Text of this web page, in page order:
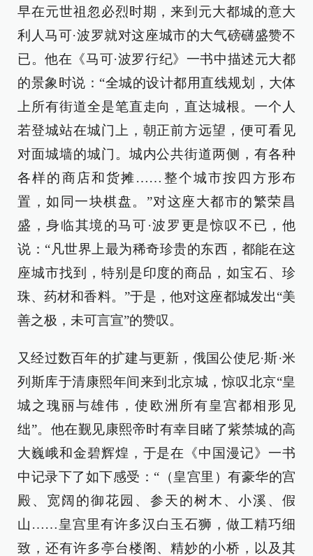
早在元世祖忽必烈时期，来到元大都城的意大
利人马可·波罗就对这座城市的大气磅礴盛赞不
已。他在《马可·波罗行纪》一书中描述元大都
的景象时说：“全城的设计都用直线规划，大体
上所有街道全是笔直走向，直达城根。一个人
若登城站在城门上，朝正前方远望，便可看见
对面城墙的城门。城内公共街道两侧，有各种
各样的商店和货摊……整个城市按四方形布
置，如同一块棋盘。”对这座大都市的繁荣昌
盛，身临其境的马可·波罗更是惊叹不已，他
说：“凡世界上最为稀奇珍贵的东西，都能在这
座城市找到，特别是印度的商品，如宝石、珍
珠、药材和香料。”于是，他对这座都城发出“美
善之极，未可言宣”的赞叹。
又经过数百年的扩建与更新，俄国公使尼·斯·米
列斯库于清康熙年间来到北京城，惊叹北京“皇
城之瑰丽与雄伟，使欧洲所有皇宫都相形见
绌”。他在觐见康熙帝时有幸目睹了紫禁城的高
大巍峨和金碧辉煌，于是在《中国漫记》一书
中记录下了如下感受：“（皇宫里）有豪华的宫
殿、宽阔的御花园、参天的树木、小溪、假
山……皇宫里有许多汉白玉石狮，做工精巧细
致，还有许多亭台楼阁、精妙的小桥，以及其